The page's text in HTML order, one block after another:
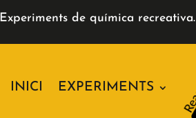
Experiments de química recreativa.
INICI EXPERIMENTS